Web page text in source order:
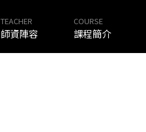
TEACHER
師資陣容
COURSE
課程簡介